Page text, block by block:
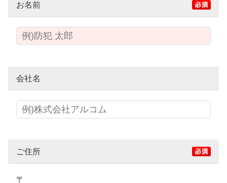
お名前
会社名
ご住所
〒